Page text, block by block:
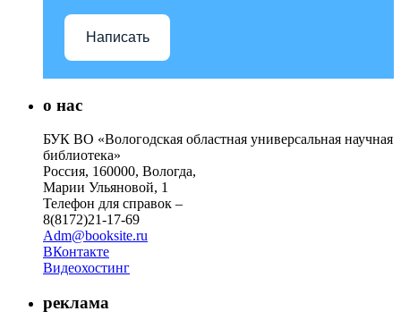
Написать
о нас
БУК ВО «Вологодская областная универсальная научная
библиотека»
Россия, 160000, Вологда,
Марии Ульяновой, 1
Телефон для справок –
8(8172)21-17-69
Adm@booksite.ru
ВКонтакте
Видеохостинг
реклама